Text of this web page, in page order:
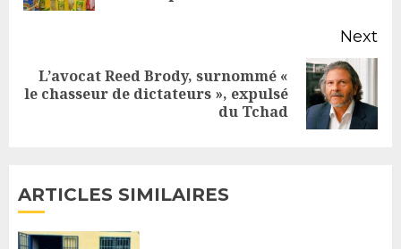
Next
Next
L’avocat Reed Brody, surnommé «
le chasseur de dictateurs », expulsé
du Tchad
ARTICLES SIMILAIRES